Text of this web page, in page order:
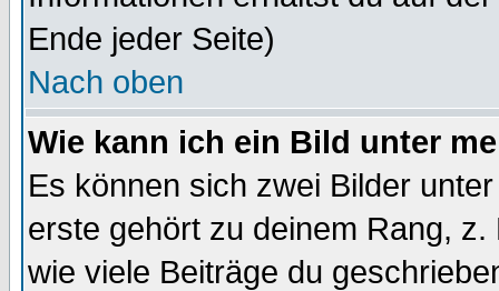
Ende jeder Seite)
Nach oben
Wie kann ich ein Bild unter
Es können sich zwei Bilder
erste gehört zu deinem Rang,
wie viele Beiträge du